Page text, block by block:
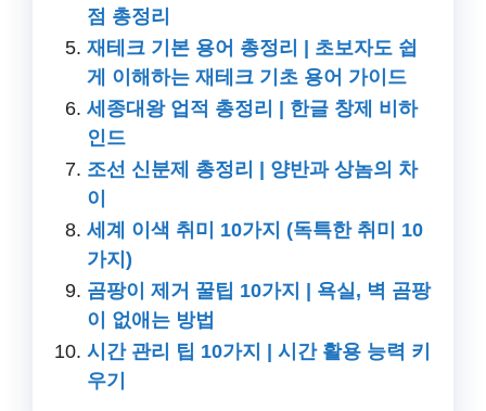
점 총정리
재테크 기본 용어 총정리 | 초보자도 쉽
게 이해하는 재테크 기초 용어 가이드
세종대왕 업적 총정리 | 한글 창제 비하
인드
조선 신분제 총정리 | 양반과 상놈의 차
이
세계 이색 취미 10가지 (독특한 취미 10
가지)
곰팡이 제거 꿀팁 10가지 | 욕실, 벽 곰팡
이 없애는 방법
시간 관리 팁 10가지 | 시간 활용 능력 키
우기